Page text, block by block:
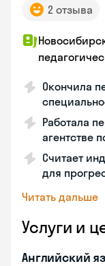
2 отзыва
Окончила
Работала
агентстве
Считает
для
Читать дальше
Услуги и
Английский